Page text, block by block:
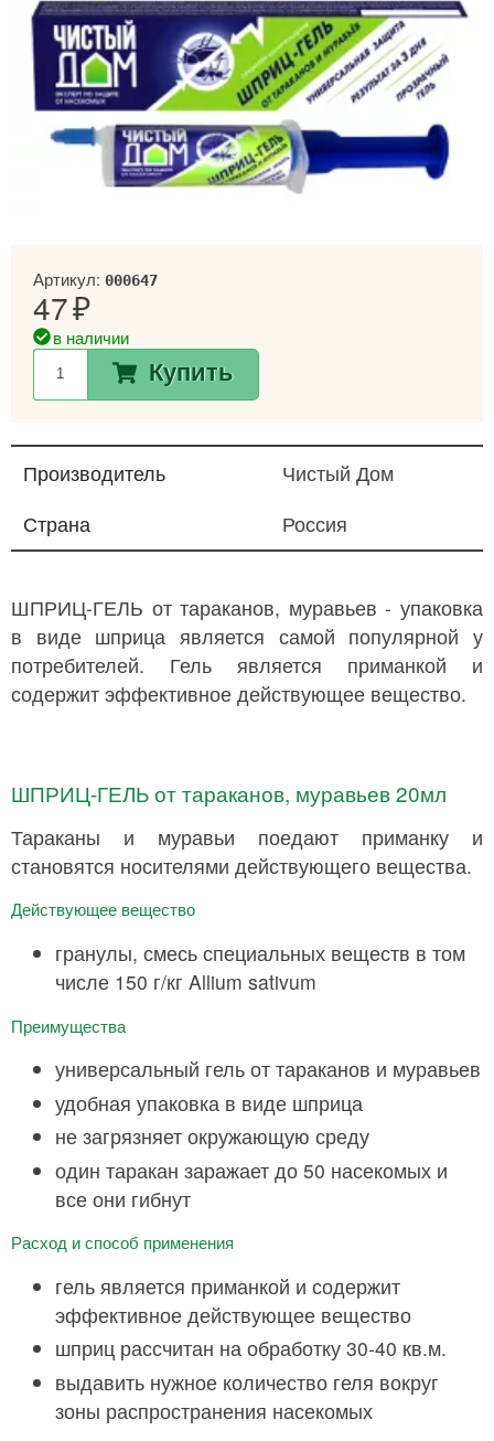
Артикул: 000647
47
в наличии
Купить
Производитель
Чистый Дом
Страна
Россия
ШПРИЦ-ГЕЛЬ от тараканов, муравьев - упаковка
в виде шприца является самой популярной у
потребителей. Гель является приманкой и
содержит эффективное действующее вещество.
ШПРИЦ-ГЕЛЬ от тараканов, муравьев 20мл
Тараканы и муравьи поедают приманку и
становятся носителями действующего вещества.
Действующее вещество
гранулы, смесь специальных веществ в том
числе 150 г/кг Allium sativum
Преимущества
универсальный гель от тараканов и муравьев
удобная упаковка в виде шприца
не загрязняет окружающую среду
один таракан заражает до 50 насекомых и
все они гибнут
Расход и способ применения
гель является приманкой и содержит
эффективное действующее вещество
шприц рассчитан на обработку 30-40 кв.м.
выдавить нужное количество геля вокруг
зоны распространения насекомых